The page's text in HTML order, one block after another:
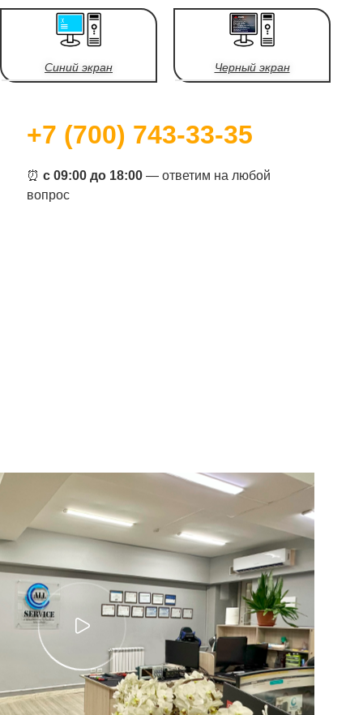
Синий экран Черный экран
+7 (700) 743-33-35
⏰ с 09:00 до 18:00— ответим на любой
вопрос